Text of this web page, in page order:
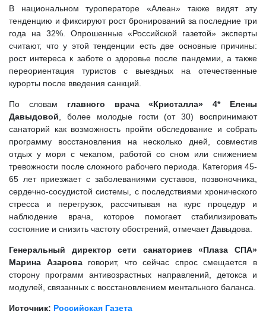
В национальном туроператоре «Алеан» также видят эту
тенденцию и фиксируют рост бронирований за последние три
года на 32%. Опрошенные «Российской газетой» эксперты
считают, что у этой тенденции есть две основные причины:
рост интереса к заботе о здоровье после пандемии, а также
переориентация туристов с выездных на отечественные
курорты после введения санкций.
По словам главного врача «Кристалла» 4* Елены
Давыдовой , более молодые гости (от 30) воспринимают
санаторий как возможность пройти обследование и собрать
программу восстановления на несколько дней, совместив
отдых у моря с чекапом, работой со сном или снижением
тревожности после сложного рабочего периода. Категория 45-
65 лет приезжает с заболеваниями суставов, позвоночника,
сердечно-сосудистой системы, с последствиями хронического
стресса и перегрузок, рассчитывая на курс процедур и
наблюдение врача, которое помогает стабилизировать
состояние и снизить частоту обострений, отмечает Давыдова.
Генеральный директор сети санаториев «Плаза СПА»
Марина Азарова говорит, что сейчас спрос смещается в
сторону программ антивозрастных направлений, детокса и
модулей, связанных с восстановлением ментального баланса.
Источник: Российская Газета